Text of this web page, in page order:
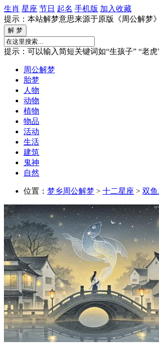
生肖 星座 节日 起名 手机版 加入收藏
提示：本站解梦意思来源于原版《周公解梦
提示：可以输入简短关键词如“生孩子” “老虎
周公解梦
胎梦
人物
动物
植物
物品
活动
生活
建筑
鬼神
自然
位置： 梦乡周公解梦 > 十二星座 > 双